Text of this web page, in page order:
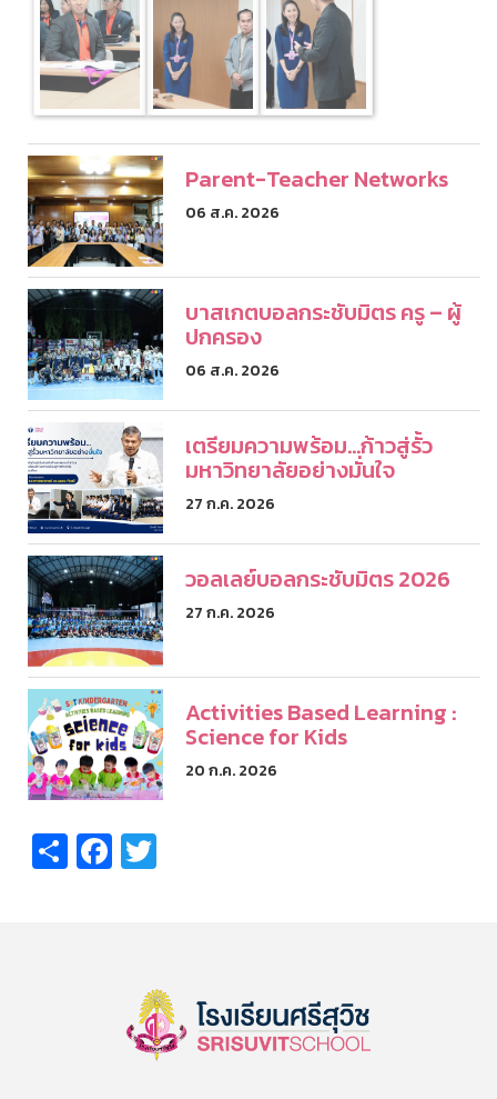
Parent-Teacher Networks
06 ส.ค. 2026
บาสเกตบอลกระชับมิตร ครู – ผู้
ปกครอง
06 ส.ค. 2026
เตรียมความพร้อม...ก้าวสู่รั้ว
มหาวิทยาลัยอย่างมั่นใจ
27 ก.ค. 2026
วอลเลย์บอลกระชับมิตร 2026
27 ก.ค. 2026
Activities Based Learning :
Science for Kids
20 ก.ค. 2026
ShareFacebook